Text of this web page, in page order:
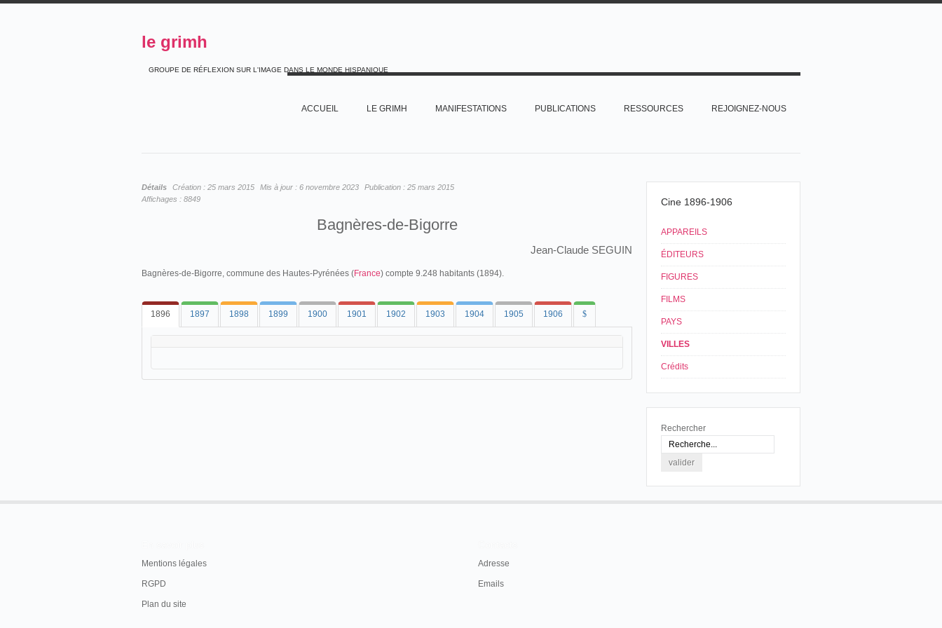
le grimh
GROUPE DE RÉFLEXION SUR L'IMAGE DANS LE MONDE HISPANIQUE
ACCUEIL LE GRIMH MANIFESTATIONS PUBLICATIONS RESSOURCES REJOIGNEZ-NOUS
Détails Création : 25 mars 2015 Mis à jour : 6 novembre 2023 Publication : 25 mars 2015
Affichages : 8849
Bagnères-de-Bigorre
Jean-Claude SEGUIN
Bagnères-de-Bigorre, commune des Hautes-Pyrénées (France) compte 9.248 habitants (1894).
1896 1897 1898 1899 1900 1901 1902 1903 1904 1905 1906 $
Cine 1896-1906
APPAREILS
ÉDITEURS
FIGURES
FILMS
PAYS
VILLES
Crédits
Rechercher
Mentions légales
RGPD
Plan du site
Adresse
Emails